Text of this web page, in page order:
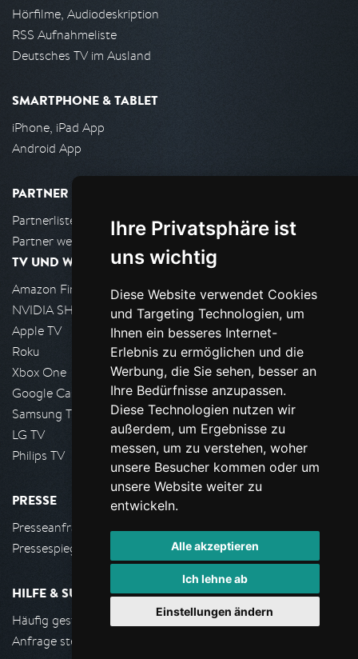
Ihre Privatsphäre ist
uns wichtig
Diese Website verwendet Cookies
und Targeting Technologien, um
Ihnen ein besseres Internet-
Erlebnis zu ermöglichen und die
Werbung, die Sie sehen, besser an
Ihre Bedürfnisse anzupassen.
Diese Technologien nutzen wir
außerdem, um Ergebnisse zu
messen, um zu verstehen, woher
unsere Besucher kommen oder um
unsere Website weiter zu
entwickeln.
Alle akzeptieren
Ich lehne ab
Einstellungen ändern
Hörfilme, Audiodeskription
RSS Aufnahmeliste
Deutsches TV im Ausland
SMARTPHONE & TABLET
iPhone, iPad App
Android App
PARTNER
Partnerliste
Partner werden
TV UND WOHNZIMMER
Amazon FireTV
NVIDIA SHIELD, Google TV
Apple TV
Roku
Xbox One
Google Cast
Samsung TV
LG TV
Philips TV
PRESSE
Presseanfrage stellen
Pressespiegel
HILFE & SUPPORT
Häufig gestellte Fragen
Anfrage stellen